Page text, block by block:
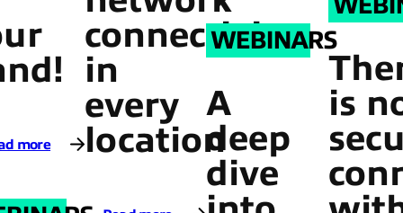
more
connectivity
in
every
location
WEBINARS
A
deep
dive
is